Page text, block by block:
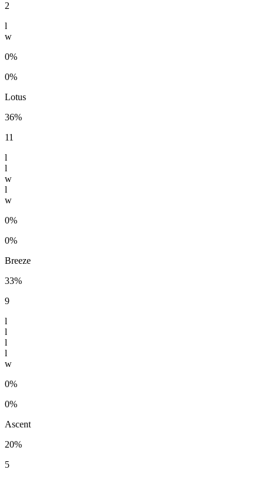
2
l
w
0%
0%
Lotus
36%
11
l
l
w
l
w
0%
0%
Breeze
33%
9
l
l
l
l
w
0%
0%
Ascent
20%
5